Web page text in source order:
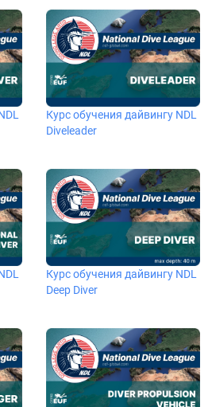
Курс обучения дайвингу NDL
Diveleader
Курс обучения дайвингу NDL
Deep Diver